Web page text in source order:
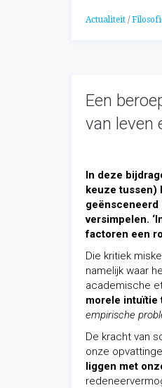
Actualiteit /
Een
van leven
In deze
keuze tussen)
geënsceneerd
versimpelen.
factoren een
Die kritiek
namelijk waar
academische
morele intuïtie
empirische
De kracht van
onze
liggen met